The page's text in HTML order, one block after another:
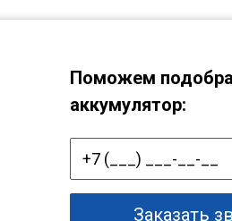
Поможем
аккумулятор:
Заказать